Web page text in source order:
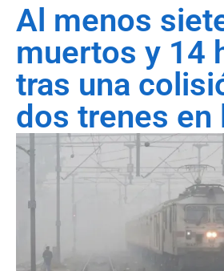
Al menos
muertos y 14
tras una
dos trenes en